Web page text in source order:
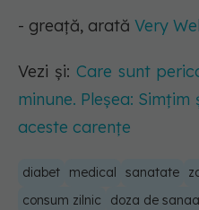
- greață, arată Very
Vezi și: Care sunt
minune. Pleșea:
aceste carențe
diabet medical sanatate
consum zilnic
doza de